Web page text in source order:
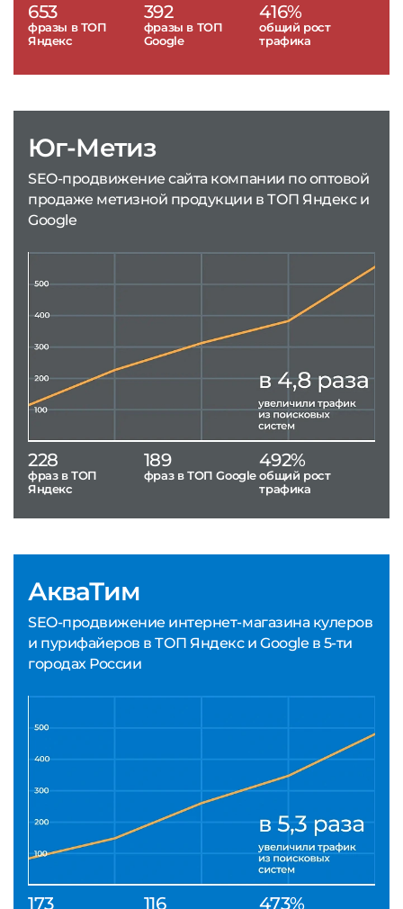
653
фразы в ТОП
Яндекс
392
фразы в ТОП
Google
416%
общий рост
трафика
АкваТим
SEO-продвижение интернет-магазина кулеров
и пурифайеров в ТОП Яндекс и Google в 5-ти
городах России
173 116 473%
Юг-Метиз
SEO-продвижение сайта компании по оптовой
продаже метизной продукции в ТОП Яндекс и
Google
228
фраз в ТОП
Яндекс
189
фраз в ТОП Google
492%
общий рост
трафика